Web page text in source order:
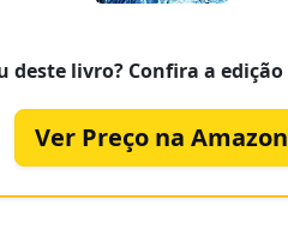
deste livro? Confira a
Ver Preço na Amazon